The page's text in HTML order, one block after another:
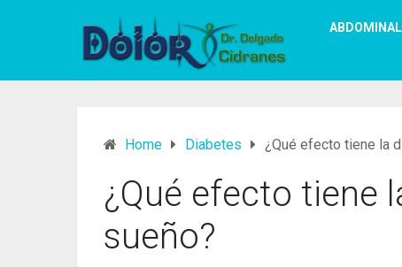
ABDOMINAL
Home Diabetes ¿Qué efecto tiene la
¿Qué efecto tiene
sueño?